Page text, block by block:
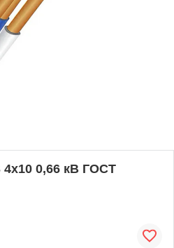
0,66 кВ ГОСТ